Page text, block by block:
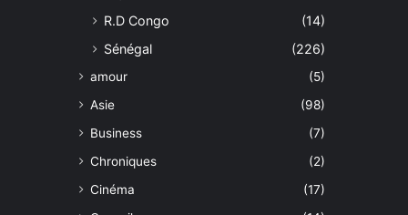
R.D Congo
(14)
Sénégal
(226)
amour
(5)
Asie
(98)
Business
(7)
Chroniques
(2)
Cinéma
(17)